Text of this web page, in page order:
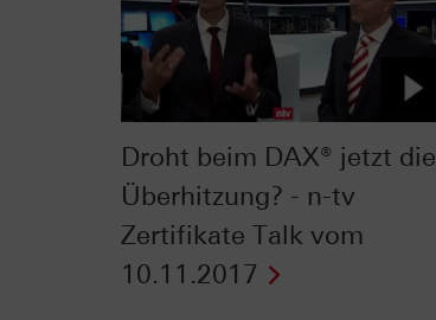
Droht beim DAX® jetzt die
Überhitzung? - n-tv
Zertifikate Talk vom
10.11.2017